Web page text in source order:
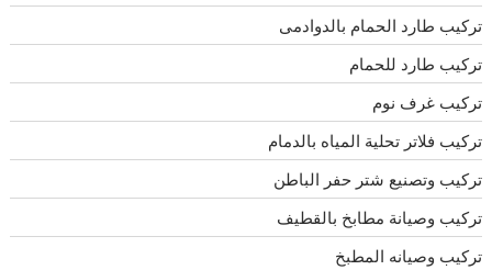
تركيب طارد الحمام بالدوادمى
تركيب طارد للحمام
تركيب غرف نوم
تركيب فلاتر تحلية المياه بالدمام
تركيب وتصنيع شتر حفر الباطن
تركيب وصيانة مطابخ بالقطيف
تركيب وصيانه المطبخ